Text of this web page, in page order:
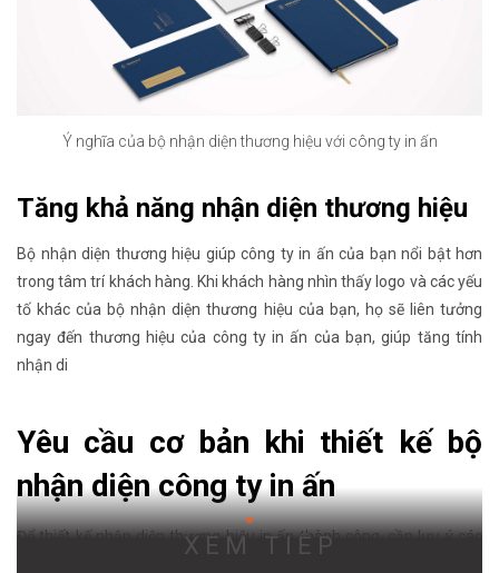
Ý nghĩa của bộ nhận diện thương hiệu với công ty in ấn
Tăng khả năng nhận diện thương hiệu
Bộ nhận diện thương hiệu giúp công ty in ấn của bạn nổi bật hơn
trong tâm trí khách hàng. Khi khách hàng nhìn thấy logo và các yếu
tố khác của bộ nhận diện thương hiệu của bạn, họ sẽ liên tưởng
ngay đến thương hiệu của công ty in ấn của bạn, giúp tăng tính
nhận di
Yêu cầu cơ bản khi thiết kế bộ
nhận diện công ty in ấn
Để thiết kế nhận diện thương hiệu in ấn thành công, cần lưu ý các
XEM TIẾP